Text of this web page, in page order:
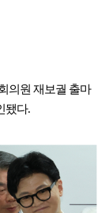
의원 재보궐 출마
됐다.